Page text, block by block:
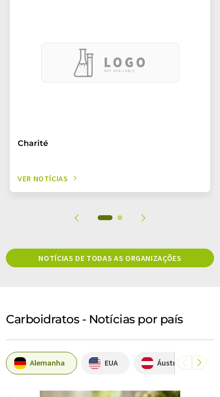
Charité
VER NOTÍCIAS
NOTÍCIAS DE TODAS AS ORGANIZAÇÕES
Carboidratos - Notícias por país
Alemanha EUA Áustria